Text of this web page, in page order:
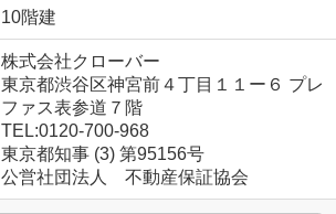
10階建
株式会社クローバー
東京都渋谷区神宮前４丁目１１ー６ プレ
ファス表参道７階
TEL:0120-700-968
東京都知事 (3) 第95156号
公営社団法人 不動産保証協会